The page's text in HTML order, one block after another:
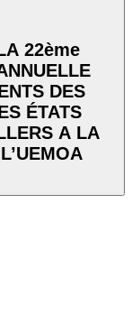
22ème
DES
ÉTATS
A LA